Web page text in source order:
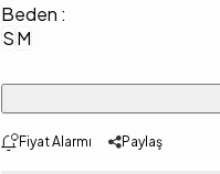
Beden :
SM
Fiyat Alarmı Paylaş